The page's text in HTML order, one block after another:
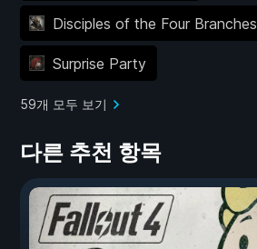
Disciples of the Four Branches
Surprise Party
59개 모두 보기
다른 추천 항목